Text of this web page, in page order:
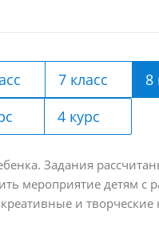
7 класс
8
4 курс
Задания
мероприятие детям с
и